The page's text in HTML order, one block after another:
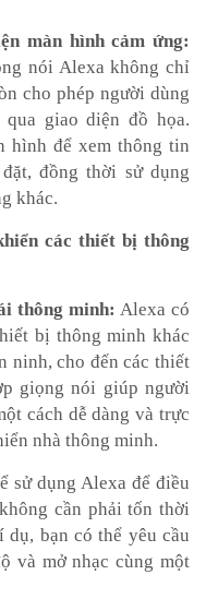
màn hình cảm ứng:
nói Alexa không chỉ
cho phép người dùng
giao diện đồ họa.
hình để xem thông tin
đồng thời sử dụng
khác.
các thiết bị thông
thông minh: Alexa có
bị thông minh khác
ninh, cho đến các thiết
giọng nói giúp người
cách dễ dàng và trực
nhà thông minh.
sử dụng Alexa để điều
cần phải tốn thời
bạn có thể yêu cầu
và mở nhạc cùng một